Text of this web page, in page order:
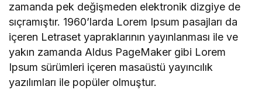
zamanda pek değişmeden elektronik dizgiye de
sıçramıştır. 1960’larda Lorem Ipsum pasajları da
içeren Letraset yapraklarının yayınlanması ile ve
yakın zamanda Aldus PageMaker gibi Lorem
Ipsum sürümleri içeren masaüstü yayıncılık
yazılımları ile popüler olmuştur.